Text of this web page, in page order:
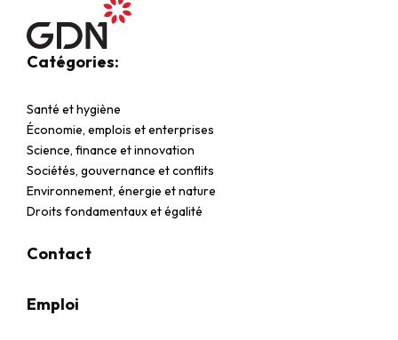
Catégories:
Santé et hygiène
Économie, emplois et enterprises
Science, finance et innovation
Sociétés, gouvernance et conflits
Environnement, énergie et nature
Droits fondamentaux et égalité
Contact
Emploi